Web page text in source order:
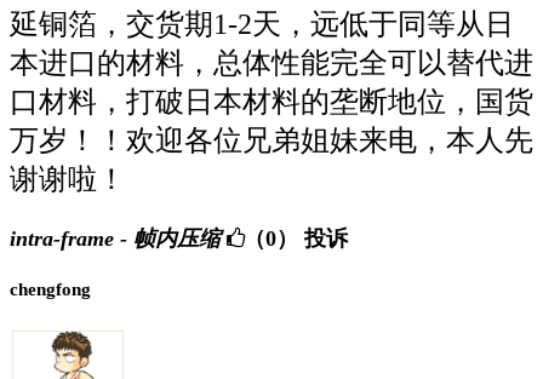
延铜箔，交货期1-2天，远低于同等从日
本进口的材料，总体性能完全可以替代进
口材料，打破日本材料的垄断地位，国货
万岁！！欢迎各位兄弟姐妹来电，本人先
谢谢啦！
intra-frame - 帧内压缩 （0） 投诉
chengfong